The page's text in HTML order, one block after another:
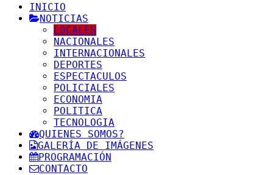
INICIO
NOTICIAS
LOCALES
NACIONALES
INTERNACIONALES
DEPORTES
ESPECTACULOS
POLICIALES
ECONOMIA
POLITICA
TECNOLOGIA
QUIENES SOMOS?
GALERÍA DE IMÁGENES
PROGRAMACIÓN
CONTACTO